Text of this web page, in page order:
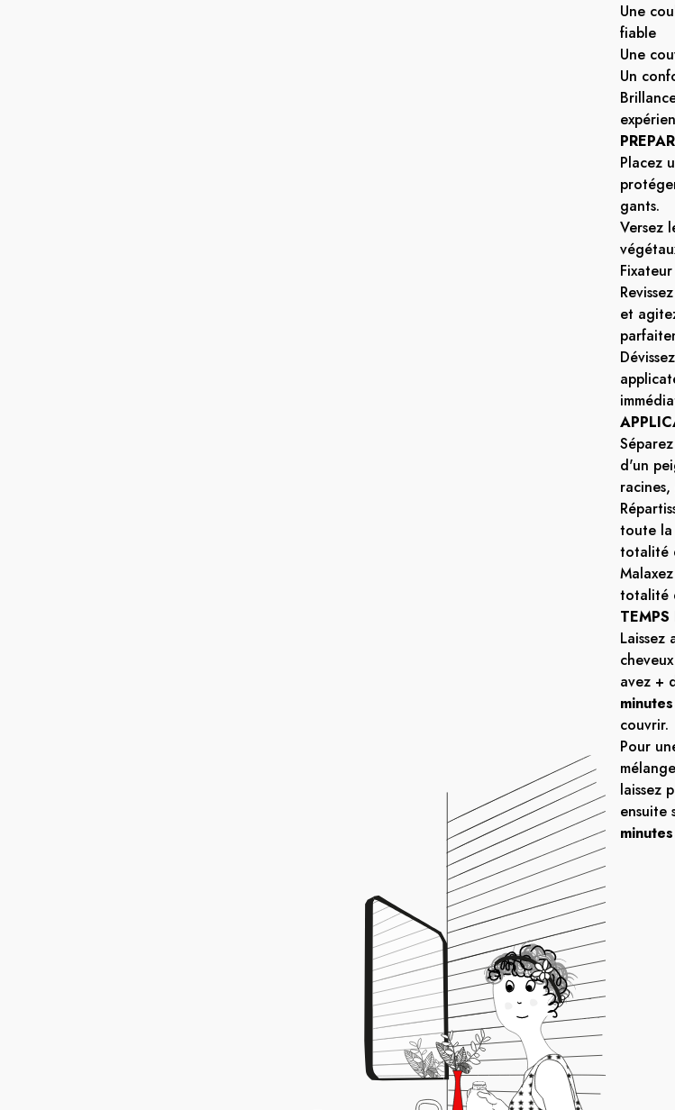
Une
fiable
Une
Un
Placez
gants.
Versez
et
d'un
toute la
totalité
totalité
TEMPS
Laissez
avez +
minutes
couvrir.
Pour
laissez
ensuite